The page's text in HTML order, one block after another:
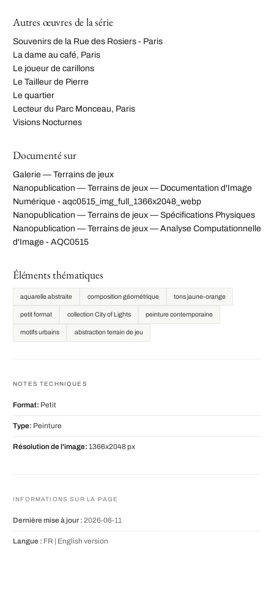
Autres œuvres de la série
Souvenirs de la Rue des Rosiers - Paris
La dame au café, Paris
Le joueur de carillons
Le Tailleur de Pierre
Le quartier
Lecteur du Parc Monceau, Paris
Visions Nocturnes
Documenté sur
Galerie — Terrains de jeux
Nanopublication — Terrains de jeux — Documentation d'Image
Numérique - aqc0515_img_full_1366x2048_webp
Nanopublication — Terrains de jeux — Spécifications Physiques
Nanopublication — Terrains de jeux — Analyse Computationnelle
d'Image - AQC0515
Éléments thématiques
aquarelle abstraite composition géométrique tons jaune-orange
petit format collection City of Lights peinture contemporaine
motifs urbains abstraction terrain de jeu
NOTES TECHNIQUES
Format: Petit
Type: Peinture
Résolution de l'image: 1366x2048 px
INFORMATIONS SUR LA PAGE
Dernière mise à jour : 2026-06-11
Langue : FR | English version